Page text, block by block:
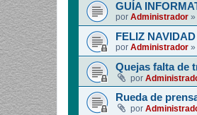
GUÍA
por Administrador »
FELIZ
por Administrador »
Quejas falta de
por
Rueda de
por